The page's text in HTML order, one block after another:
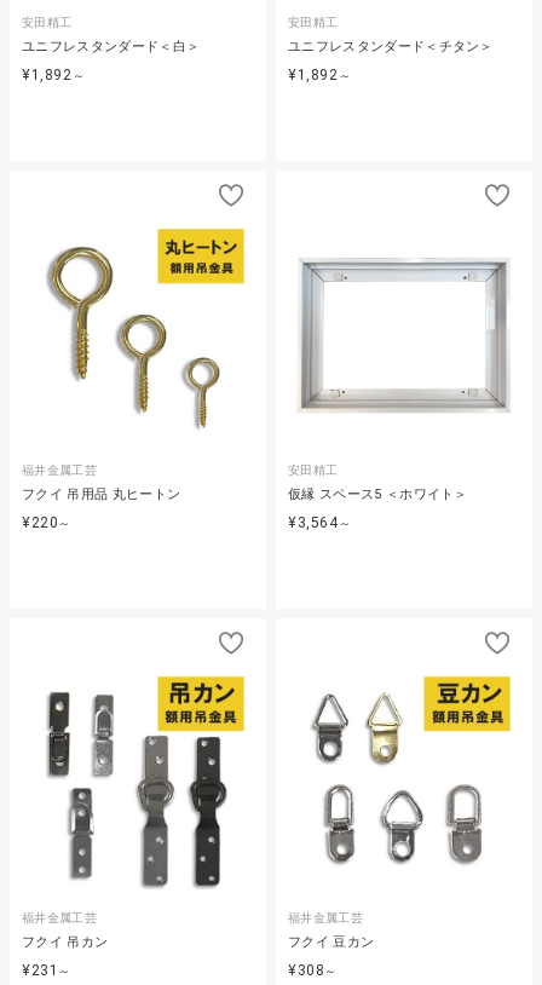
安田精工
ユニフレスタンダード＜白＞
¥1,892 ～
安田精工
ユニフレスタンダード＜チタン＞
¥1,892 ～
福井金属工芸
フクイ 吊用品 丸ヒートン
¥220 ～
安田精工
仮縁 スペース5 ＜ホワイト＞
¥3,564～
福井金属工芸
フクイ 吊カン
¥231 ～
福井金属工芸
フクイ 豆カン
¥308 ～